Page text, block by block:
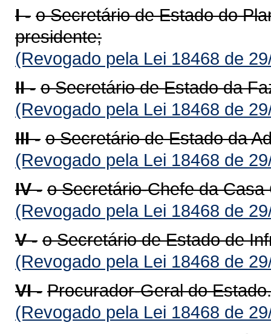
I - o Secretário de Estado do
presidente;
(Revogado pela Lei 18468 de
II - o Secretário de Estado da
(Revogado pela Lei 18468 de
III - o Secretário de Estado da
(Revogado pela Lei 18468 de
IV - o Secretário-Chefe da Casa
(Revogado pela Lei 18468 de
V - o Secretário de Estado de
(Revogado pela Lei 18468 de
VI - Procurador-Geral do Estado.
(Revogado pela Lei 18468 de